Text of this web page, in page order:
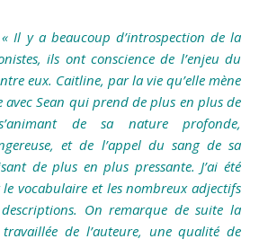
Il y a beaucoup d’introspection de la
ils ont conscience de l’enjeu du
eux. Caitline, par la vie qu’elle mène
avec Sean qui prend de plus en plus de
de sa nature profonde,
et de l’appel du sang de sa
de plus en plus pressante. J’ai été
vocabulaire et les nombreux adjectifs
On remarque de suite la
de l’auteure, une qualité de